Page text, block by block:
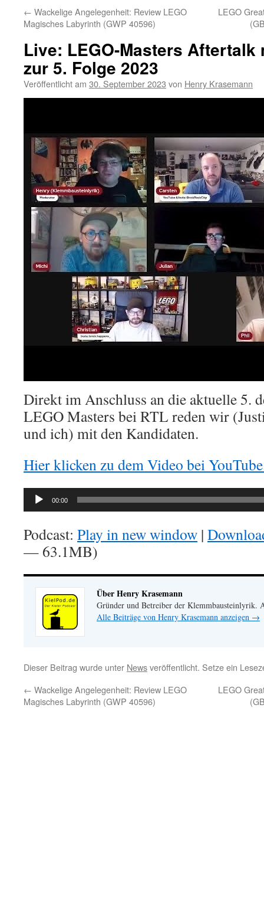
← Wackelige Angelegenheit: Review LEGO
Magisches Labyrinth (GWP 40596)
LEGO
Live: LEGO-Masters Aftertalk
zur 5. Folge 2023
Veröffentlicht am 30. September 2023 von Henry Krasemann
Direkt im Anschluss an die aktuelle 5.
LEGO Masters bei RTL reden wir
und ich) mit den Kandidaten.
Hier klicken zu dem Video bei
Audio-
00:00
Podcast: Play in new window |
— 63.1MB)
Über Henry Krasemann
Gründer und Betreiber der Klemmbausteinlyrik.
Alle Beiträge von Henry Krasemann anzeigen →
Dieser Beitrag wurde unter Newsveröffentlicht. Setze ein
← Wackelige Angelegenheit: Review LEGO
Magisches Labyrinth (GWP 40596)
LEGO